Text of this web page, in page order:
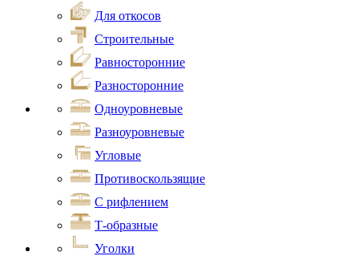
Для откосов
Строительные
Равносторонние
Разносторонние
Одноуровневые
Разноуровневые
Угловые
Противоскользящие
С рифлением
Т-образные
Уголки